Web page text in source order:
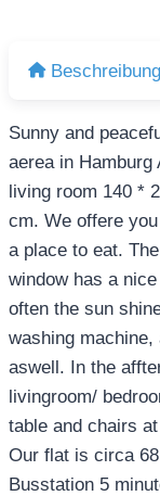
Beschreibung
Sunny and
aerea in
living room 140 *
cm. We offere
a place to eat.
window has a
often the sun
washing
aswell. In the
livingroom/
table and chairs
Our flat is circa
Busstation 5